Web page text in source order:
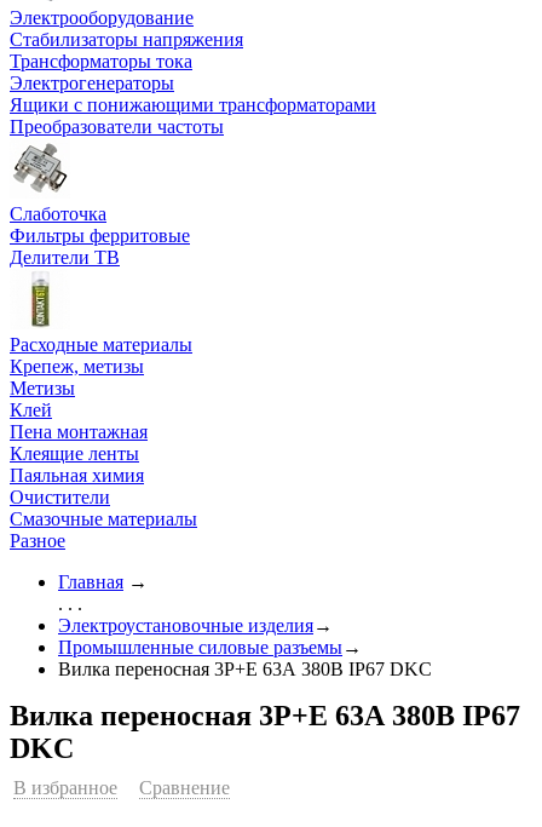
Электрооборудование
Стабилизаторы напряжения
Трансформаторы тока
Электрогенераторы
Ящики с понижающими трансформаторами
Преобразователи частоты
Слаботочка
Фильтры ферритовые
Делители ТВ
Расходные материалы
Крепеж, метизы
Метизы
Клей
Пена монтажная
Клеящие ленты
Паяльная химия
Очистители
Смазочные материалы
Разное
Главная →
. . .
Электроустановочные изделия→
Промышленные силовые разъемы→
Вилка переносная 3P+Е 63А 380В IP67 DKC
Вилка переносная 3P+Е 63А 380В IP67
DKC
В избранное Сравнение